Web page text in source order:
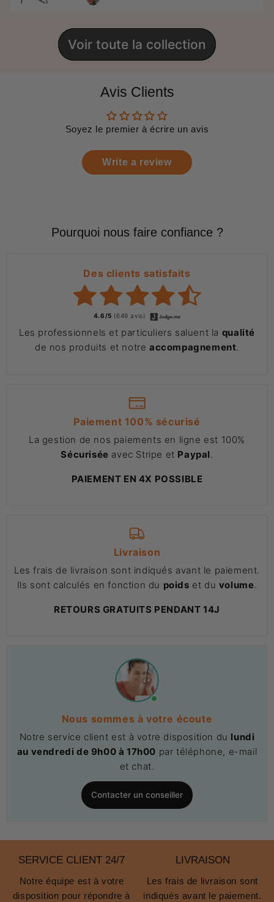
Voir toute la collection
Avis Clients
Soyez le premier à écrire un avis
Write a review
Pourquoi nous faire confiance ?
Des clients satisfaits
4.6/5 (649 avis)
Les professionnels et particuliers saluent la qualité
de nos produits et notre accompagnement
Paiement 100% sécurisé
La gestion de nos paiements en ligne est 100%
Sécurisée avec Stripe et Paypal
PAIEMENT EN 4X POSSIBLE
Livraison
Les frais de livraison sont indiqués avant le paiement.
Ils sont calculés en fonction du poids et du volume
RETOURS GRATUITS PENDANT 14J
Nous sommes à votre écoute
Notre service client est à votre disposition du lundi
au vendredi de 9h00 à 17h00 par téléphone, e-mail
et chat.
Contacter un conseiller
SERVICE CLIENT 24/7
Notre équipe est à votre
disposition pour répondre à
LIVRAISON
Les frais de livraison sont
indiqués avant le paiement.